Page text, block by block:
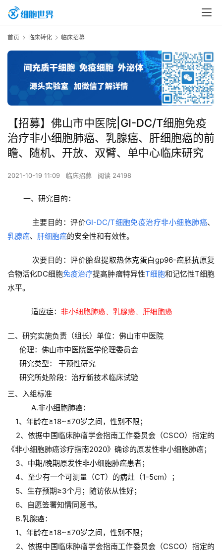
首页 临床转化 临床招募
【招募】佛山市中医院|GI-DC/T细胞免疫
治疗非小细胞肺癌、乳腺癌、肝细胞癌的前
瞻、随机、开放、双臂、单中心临床研究
2021-10-19 11:09 临床招募 阅读 24198
一、研究目的：
主要目的：评价GI-DC/T细胞免疫治疗非小细胞肺癌、
乳腺癌、 肝细胞癌的安全性和有效性。
次要目的：评价胎盘提取热休克蛋白gp96-癌胚抗原复
合物活化DC细胞免疫治疗提高肿瘤特异性T细胞和记忆性T细胞
水平。
适应症： 非小细胞肺癌、乳腺癌、肝细胞癌
二、研究实施负责（组长）单位：佛山市中医院
伦理：佛山市中医院医学伦理委员会
研究类型： 干预性研究
研究所处阶段：治疗新技术临床试验
三、入组标准
A.非小细胞肺癌：
1、年龄在≥18~≤70岁之间，性别不限；
2、依据中国临床肿瘤学会指南工作委员会（CSCO）指定的
《非小细胞肺癌诊疗指南2020》确诊的原发性非小细胞肺癌；
3、中期/晚期原发性非小细胞肺癌患者；
4、至少有一个可测量（CT）的病灶（1-5cm）；
5、生存预期≥3个月；随访依从性好；
6、自愿签署知情同意书。
B.乳腺癌：
1、年龄在≥18~≤70岁之间，性别不限；
2、依据中国临床肿瘤学会指南工作委员会（CSCO）指定的